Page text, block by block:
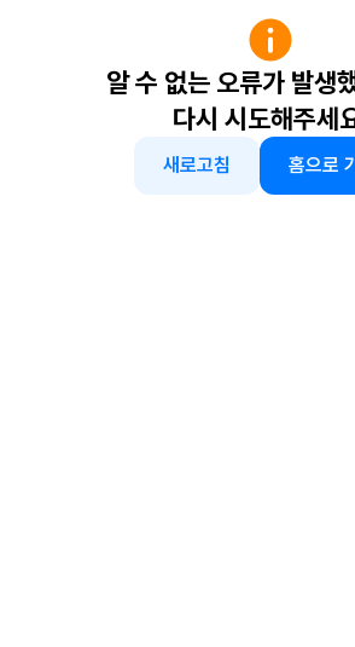
알 수 없는 오류가 발생
다시 시도해주세
새로고침 홈으로